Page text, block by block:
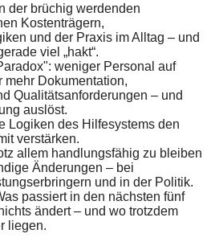
der brüchig werdenden
Kostenträgern,
und der Praxis im Alltag – und
viel „hakt“.
weniger Personal auf
mehr Dokumentation,
Qualitätsanforderungen – und
auslöst.
Logiken des Hilfesystems den
verstärken.
allem handlungsfähig zu bleiben
Änderungen – bei
und in der Politik.
passiert in den nächsten fünf
ändert – und wo trotzdem
liegen.